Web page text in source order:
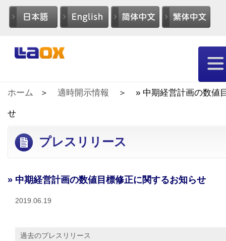
ホーム 適時開示情報 » 中期経営計画の数値
せ
プレスリリース
» 中期経営計画の数値目標修正に関するお知らせ
2019.06.19
過去のプレスリリース